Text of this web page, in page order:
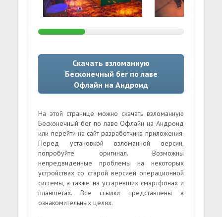
Скачать взломанную
Бесконечный бег по лаве
Офлайн на Андроид
На этой странице можно скачать взломанную
Бесконечный бег по лаве Офлайн на Андроид
или перейти на сайт разработчика приложения.
Перед установкой взломанной версии,
попробуйте оригинал. Возможны
непредвиденные проблемы на некоторых
устройствах со старой версией операционной
системы, а также на устаревших смартфонах и
планшетах. Все ссылки представлены в
ознакомительных целях.